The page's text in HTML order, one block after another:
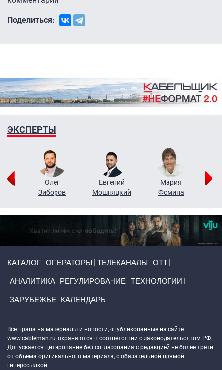
Поделиться:
ЭКСПЕРТЫ
Олег
Зиборов
Евгений
Мошняцкий
Мария
Фомина
КАТАЛОГ ОПЕРАТОРЫ ТЕЛЕКАНАЛЫ ОТТ
АНАЛИТИКА РЕГУЛИРОВАНИЕ ТЕХНОЛОГИИ
ЗАРУБЕЖЬЕ КАЛЕНДАРЬ
Все права на материалы и новости, опубликованные на сайте
www.cableman.ru, охраняются в соответствии с законодательством РФ.
Допускается цитирование без согласования с редакцией не более трети
от объема оригинального материала, с обязательной прямой
гиперссылкой.